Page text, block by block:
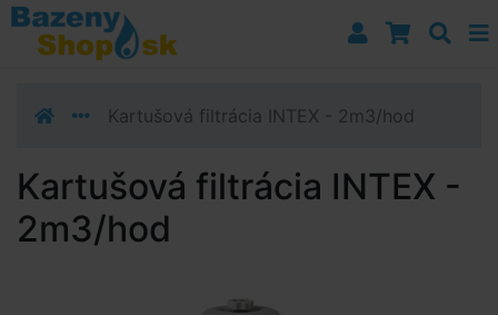
Prejsť k navigácii
Prejsť na obsah
Prejsť k bočnému stĺpci
Kartušová filtrácia INTEX - 2m3/hod
Kartušová filtrácia INTEX -
2m3/hod